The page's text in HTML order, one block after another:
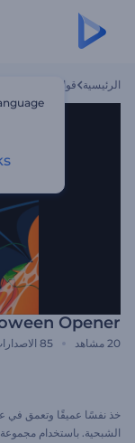
الرئيسية قوالب
Opener
20 مشاهد 85
خذ نفسًا عميقًا وتعمق في
الشبحية. باستخدام